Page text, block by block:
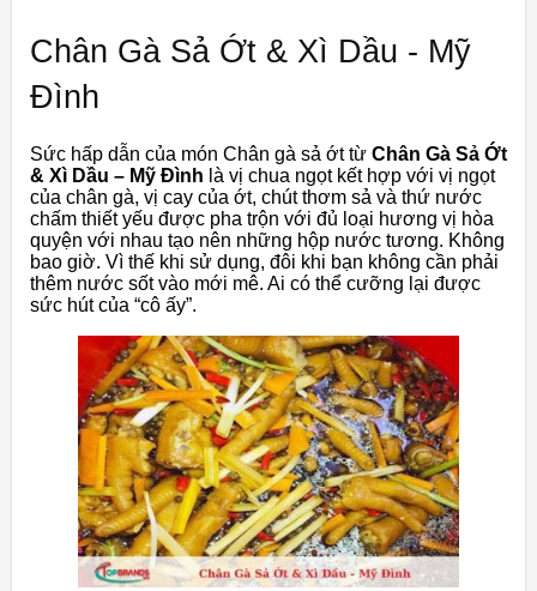
Chân Gà Sả Ớt & Xì Dầu - Mỹ
Đình
Sức hấp dẫn của món Chân gà sả ớt từ Chân Gà Sả Ớt
& Xì Dầu – Mỹ Đình là vị chua ngọt kết hợp với vị ngọt
của chân gà, vị cay của ớt, chút thơm sả và thứ nước
chấm thiết yếu được pha trộn với đủ loại hương vị hòa
quyện với nhau tạo nên những hộp nước tương. Không
bao giờ. Vì thế khi sử dụng, đôi khi bạn không cần phải
thêm nước sốt vào mới mê. Ai có thể cưỡng lại được
sức hút của “cô ấy”.